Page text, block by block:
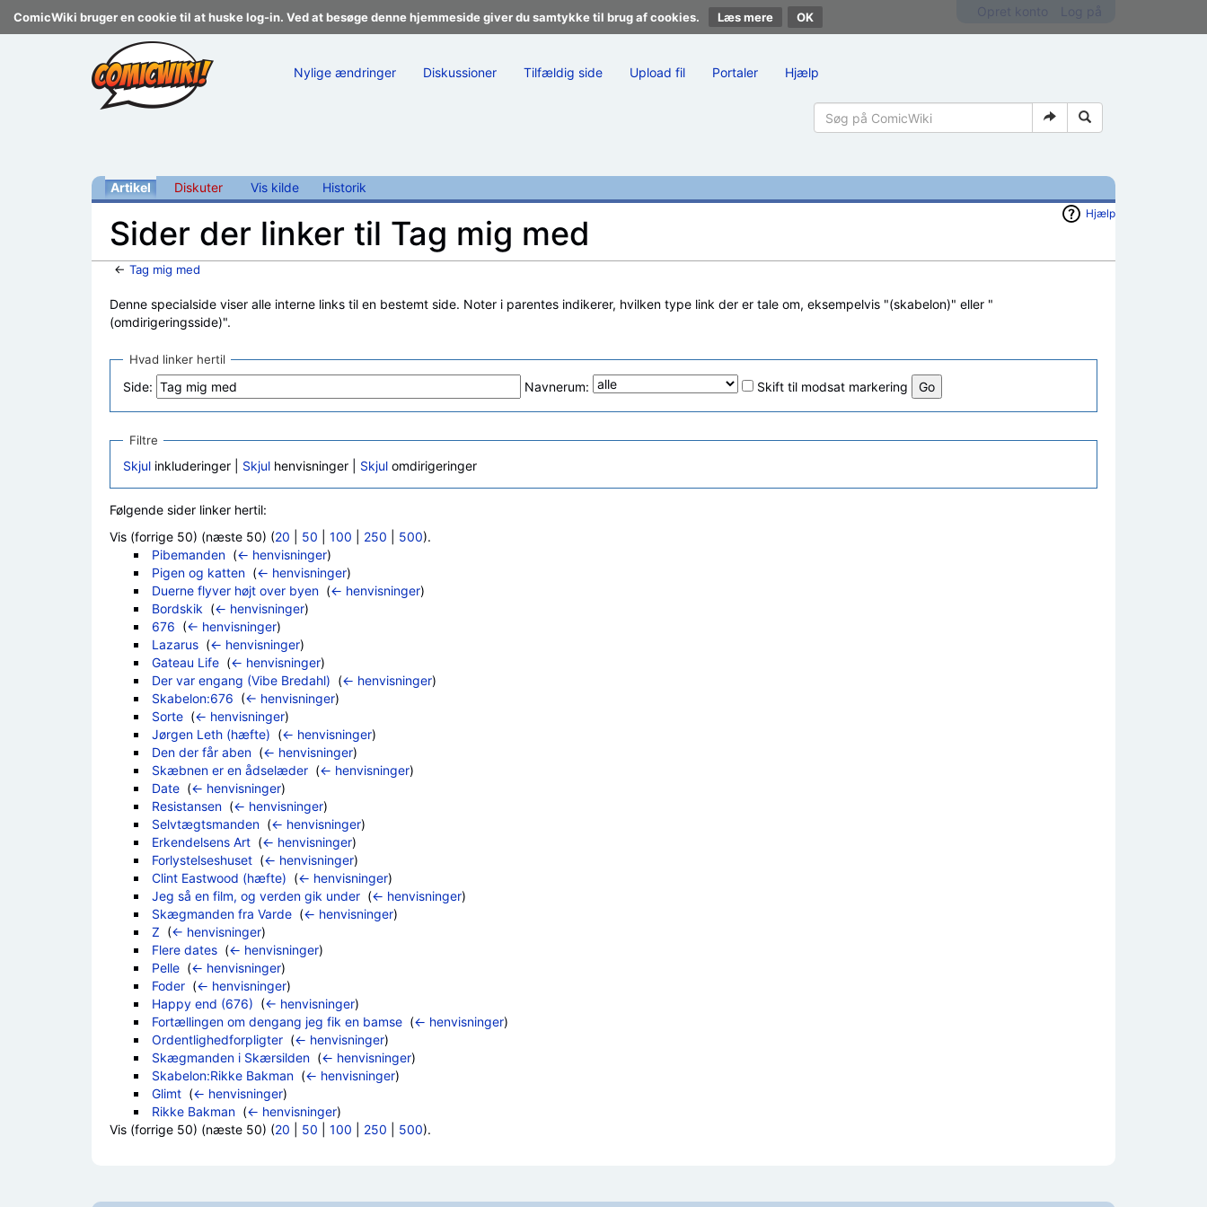
ComicWiki bruger en cookie til at huske log-in. Ved at besøge denne hjemmeside giver du samtykke til brug af cookies. Læs mere
Nylige ændringer Diskussioner Tilfældig side Upload fil Portaler Hjælp
Artikel Diskuter Vis kilde Historik
Hjælp
Sider der linker til Tag mig med
← Tag mig med
Denne specialside viser alle interne links til en bestemt side. Noter i parentes indikerer, hvilken type link der er tale om, eksempelvis "(skabelon)" eller "
(omdirigeringsside)".
Hvad linker hertil
Side: Navnerum: Skift til modsat markering
Filtre
Skjul inkluderinger | Skjul henvisninger | Skjul omdirigeringer
Følgende sider linker hertil:
Vis (forrige 50) (næste 50) (20 50 100 250 500).
Pibemanden‎ (← henvisninger)
Pigen og katten‎ (← henvisninger)
Duerne flyver højt over byen‎ (← henvisninger)
Bordskik (← henvisninger)
676 (← henvisninger)
Lazarus‎ (← henvisninger)
Gateau Life‎ (← henvisninger)
Der var engang (Vibe Bredahl) (← henvisninger)
Skabelon:676 (← henvisninger)
Sorte‎ (← henvisninger)
Jørgen Leth (hæfte) (← henvisninger)
Den der får aben‎ (← henvisninger)
Skæbnen er en ådselæder‎ (← henvisninger)
Date‎ (← henvisninger)
Resistansen‎ (← henvisninger)
Selvtægtsmanden‎ (← henvisninger)
Erkendelsens Art‎ (← henvisninger)
Forlystelseshuset‎ (← henvisninger)
Clint Eastwood (hæfte) (← henvisninger)
Jeg så en film, og verden gik under‎ (← henvisninger)
Skægmanden fra Varde‎ (← henvisninger)
Z (← henvisninger)
Flere dates‎ (← henvisninger)
Pelle‎ (← henvisninger)
Foder‎ (← henvisninger)
Happy end (676) (← henvisninger)
Fortællingen om dengang jeg fik en bamse‎ (← henvisninger)
Ordentlighedforpligter‎ (← henvisninger)
Skægmanden i Skærsilden‎ (← henvisninger)
Skabelon:Rikke Bakman‎ (← henvisninger)
Glimt‎ (← henvisninger)
Rikke Bakman‎ (← henvisninger)
Vis (forrige 50) (næste 50) (20 50 100 250 500).